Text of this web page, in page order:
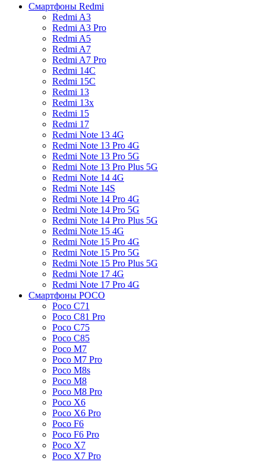
Смартфоны Redmi
Redmi A3
Redmi A3 Pro
Redmi A5
Redmi A7
Redmi A7 Pro
Redmi 14C
Redmi 15C
Redmi 13
Redmi 13x
Redmi 15
Redmi 17
Redmi Note 13 4G
Redmi Note 13 Pro 4G
Redmi Note 13 Pro 5G
Redmi Note 13 Pro Plus 5G
Redmi Note 14 4G
Redmi Note 14S
Redmi Note 14 Pro 4G
Redmi Note 14 Pro 5G
Redmi Note 14 Pro Plus 5G
Redmi Note 15 4G
Redmi Note 15 Pro 4G
Redmi Note 15 Pro 5G
Redmi Note 15 Pro Plus 5G
Redmi Note 17 4G
Redmi Note 17 Pro 4G
Смартфоны POCO
Poco C71
Poco C81 Pro
Poco C75
Poco C85
Poco M7
Poco M7 Pro
Poco M8s
Poco M8
Poco M8 Pro
Poco X6
Poco X6 Pro
Poco F6
Poco F6 Pro
Poco X7
Poco X7 Pro